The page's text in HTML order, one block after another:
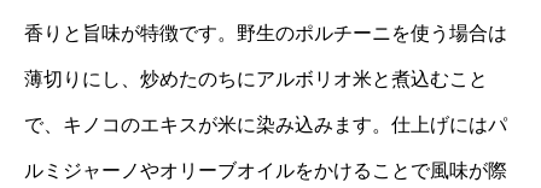
香りと旨味が特徴です。野生のポルチーニを使う場合は
薄切りにし、炒めたのちにアルボリオ米と煮込むこと
で、キノコのエキスが米に染み込みます。仕上げにはパ
ルミジャーノやオリーブオイルをかけることで風味が際